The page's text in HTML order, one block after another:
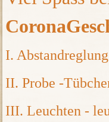
I. Abstandreglung
II. Probe -
III. Leuchten -